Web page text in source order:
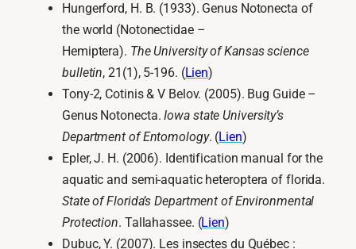
Hungerford, H. B. (1933). Genus Notonecta of
the world (Notonectidae –
Hemiptera). The University of Kansas science
bulletin, 21(1), 5-196. (Lien)
Tony-2, Cotinis & V Belov. (2005). Bug Guide –
Genus Notonecta.Iowa state University’s
Department of Entomology. (Lien)
Epler, J. H. (2006). Identification manual for the
aquatic and semi-aquatic heteroptera of florida.
State of Florida’s Department of Environmental
Protection. Tallahassee. (Lien)
Dubuc, Y. (2007). Les insectes du Québec :